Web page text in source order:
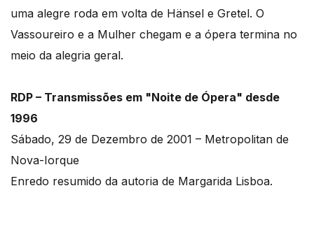
uma alegre roda em volta de Hänsel e Gretel. O
Vassoureiro e a Mulher chegam e a ópera termina no
meio da alegria geral.
RDP – Transmissões em "Noite de Ópera" desde
1996
Sábado, 29 de Dezembro de 2001 – Metropolitan de
Nova-Iorque
Enredo resumido da autoria de Margarida Lisboa.